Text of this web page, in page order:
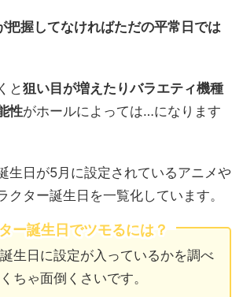
把握してなければただの平常日では
と狙い目が増えたりバラエティ機種
性がホールによっては…になります
生日が5月に設定されているアニメや
クター誕生日を一覧化しています。
ー誕生日でツモるには？
生日に設定が入っているかを調べ
ちゃ面倒くさいです。